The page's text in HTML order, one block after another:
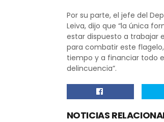
Por su parte, el jefe del
Leiva, dijo que “la única
estar dispuesto a trabajar
para combatir este
tiempo y a financiar todo
delincuencia”.
NOTICIAS